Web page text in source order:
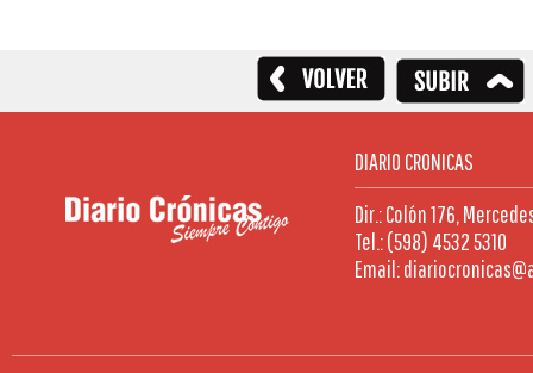
DIARIO CRONICAS
Dir.: Colón 176,
Tel.: (598) 4532 5310
Email: